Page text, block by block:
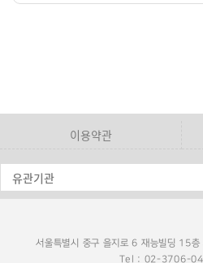
이용약관
서울특별시 중구 을지로 6 재능빌딩 15층
Tel : 02-3706-